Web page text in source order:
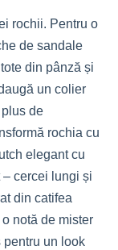
rochii. Pentru o
de sandale
din pânză și
un colier
de
rochia cu
elegant cu
cercei lungi și
din catifea
notă de mister
pentru un look